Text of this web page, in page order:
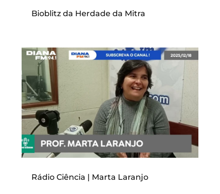
Bioblitz da Herdade da Mitra
Rádio Ciência | Marta Laranjo